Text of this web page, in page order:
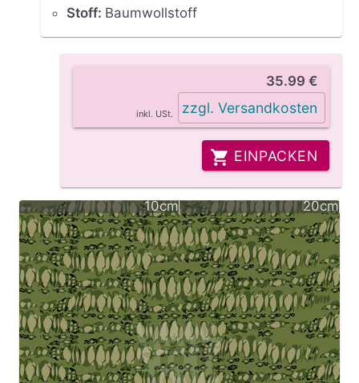
Stoff: Baumwollstoff
35.99 €
inkl. USt. zzgl. Versandkosten
EINPACKEN
10cm 20cm